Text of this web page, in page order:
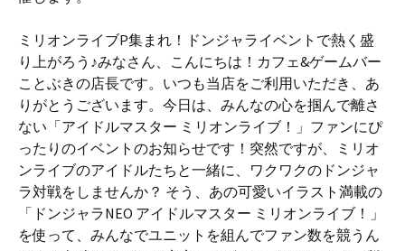
ミリオンライブP集まれ！ドンジャライベントで熱く盛
り上がろう♪みなさん、こんにちは！カフェ&ゲームバー
ことぶきの店長です。いつも当店をご利用いただき、あ
りがとうございます。今日は、みんなの心を掴んで離さ
ない「アイドルマスター ミリオンライブ！」ファンにぴ
ったりのイベントのお知らせです！突然ですが、ミリオ
ンライブのアイドルたちと一緒に、ワクワクのドンジャ
ラ対戦をしませんか？ そう、あの可愛いイラスト満載の
「ドンジャラNEO アイドルマスター ミリオンライブ！」
を使って、みんなでユニットを組んでファン数を競うん